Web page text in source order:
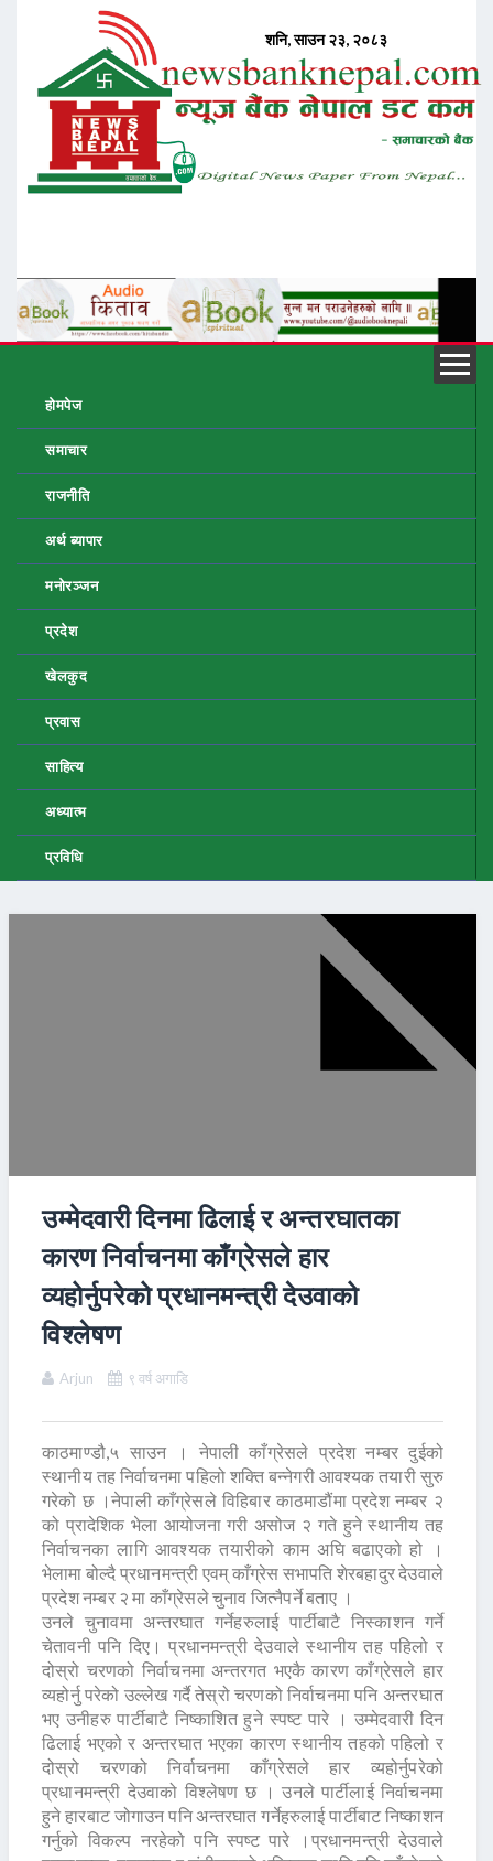
होमपेज
समाचार
राजनीति
अर्थ ब्यापार
मनोरञ्जन
प्रदेश
खेलकुद
प्रवास
साहित्य
अध्यात्म
प्रविधि
उम्मेदवारी दिनमा ढिलाई र अन्तरघातका
कारण निर्वाचनमा काँग्रेसले हार
व्यहोर्नुपरेको प्रधानमन्त्री देउवाको
विश्लेषण
Arjun ९ वर्ष अगाडि
काठमाण्डौ,५ साउन । नेपाली काँग्रेसले प्रदेश नम्बर दुईको
स्थानीय तह निर्वाचनमा पहिलो शक्ति बन्नेगरी आवश्यक तयारी सुरु
गरेको छ ।नेपाली काँग्रेसले विहिबार काठमाडौंमा प्रदेश नम्बर २
को प्रादेशिक भेला आयोजना गरी असोज २ गते हुने स्थानीय तह
निर्वाचनका लागि आवश्यक तयारीको काम अघि बढाएको हो ।
भेलामा बोल्दै प्रधानमन्त्री एवम् काँग्रेस सभापति शेरबहादुर देउवाले
प्रदेश नम्बर २ मा काँग्रेसले चुनाव जित्नैपर्ने बताए ।
उनले चुनावमा अन्तरघात गर्नेहरुलाई पार्टीबाटै निस्काशन गर्ने
चेतावनी पनि दिए। प्रधानमन्त्री देउवाले स्थानीय तह पहिलो र
दोस्रो चरणको निर्वाचनमा अन्तरगत भएकै कारण काँग्रेसले हार
व्यहोर्नु परेको उल्लेख गर्दै तेस्रो चरणको निर्वाचनमा पनि अन्तरघात
भए उनीहरु पार्टीबाटै निष्काशित हुने स्पष्ट पारे । उम्मेदवारी दिन
ढिलाई भएको र अन्तरघात भएका कारण स्थानीय तहको पहिलो र
दोस्रो चरणको निर्वाचनमा काँग्रेसले हार व्यहोर्नुपरेको
प्रधानमन्त्री देउवाको विश्लेषण छ । उनले पार्टीलाई निर्वाचनमा
हुने हारबाट जोगाउन पनि अन्तरघात गर्नेहरुलाई पार्टीबाट निष्काशन
गर्नुको विकल्प नरहेको पनि स्पष्ट पारे ।प्रधानमन्त्री देउवाले